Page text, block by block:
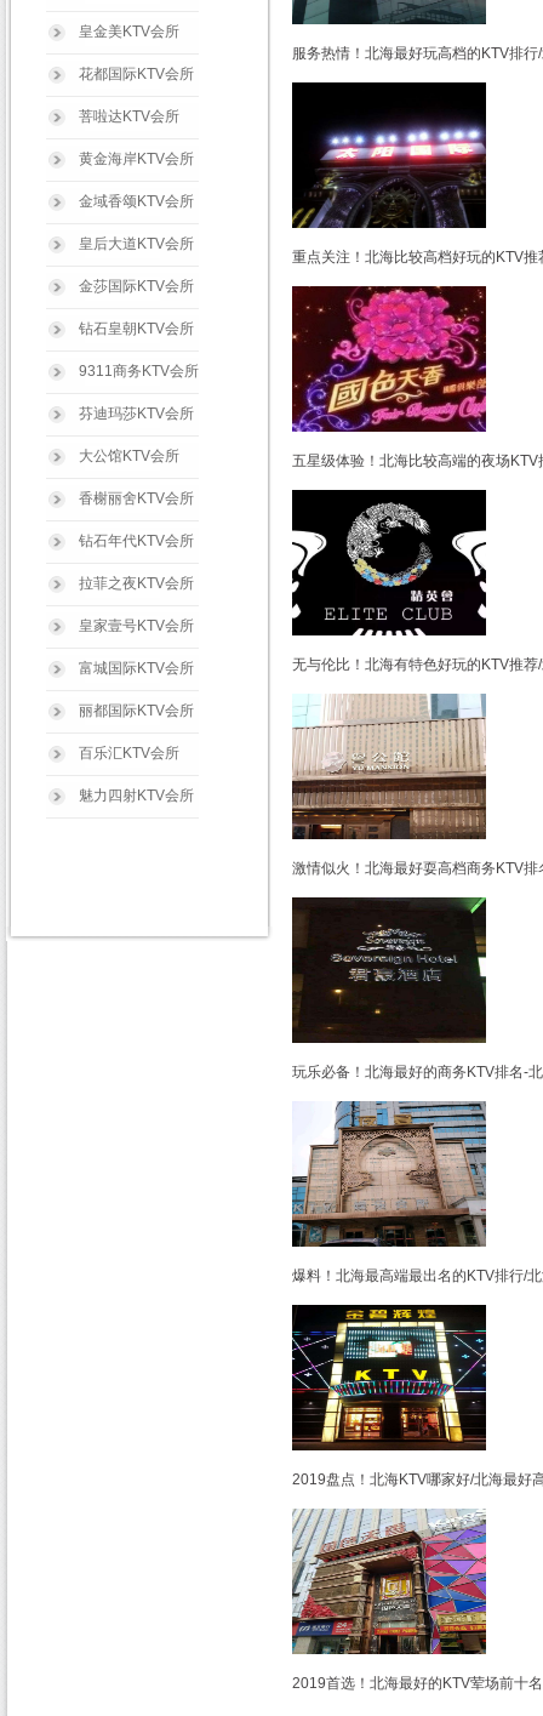
皇金美KTV会所
花都国际KTV会所
菩啦达KTV会所
黄金海岸KTV会所
金域香颂KTV会所
皇后大道KTV会所
金莎国际KTV会所
钻石皇朝KTV会所
9311商务KTV会所
芬迪玛莎KTV会所
大公馆KTV会所
香榭丽舍KTV会所
钻石年代KTV会所
拉菲之夜KTV会所
皇家壹号KTV会所
富城国际KTV会所
丽都国际KTV会所
百乐汇KTV会所
魅力四射KTV会所
服务热情！北海最好玩高档的KTV排
重点关注！北海比较高档好玩的KTV
五星级体验！北海比较高端的夜场
无与伦比！北海有特色好玩的KTV推
激情似火！北海最好耍高档商务KTV
玩乐必备！北海最好的商务KTV排名-
爆料！北海最高端最出名的KTV排行/
2019盘点！北海KTV哪家好/北海最好
2019首选！北海最好的KTV荤场前十